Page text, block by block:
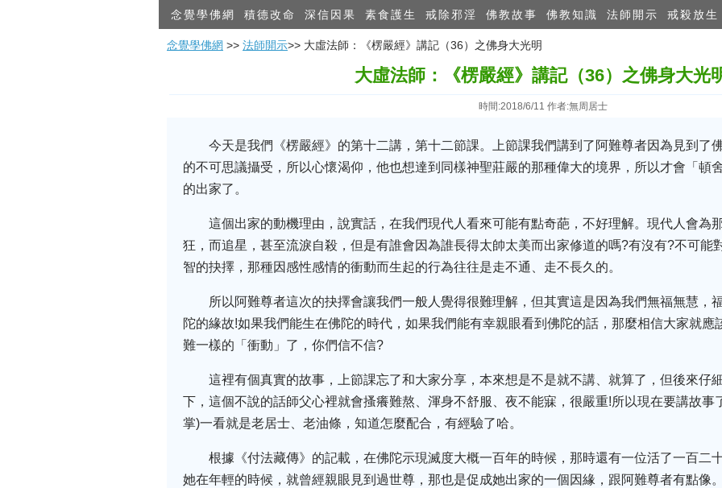
念覺學佛網 積德改命 深信因果 素食護生 戒除邪淫 佛教故事 佛教知識 法師開示 戒殺放生
念覺學佛網 >> 法師開示>> 大虛法師：《楞嚴經》講記（36）之佛身大光明
大虛法師：《楞嚴經》講記（36）之佛身大光
時間:2018/6/11 作者:無周居士
今天是我們《楞嚴經》的第十二講，第十二節課。上節課我們講到了阿難尊者因為見到了
的不可思議攝受，所以心懷渴仰，他也想達到同樣神聖莊嚴的那種偉大的境界，所以才會「頓
的出家了。
這個出家的動機理由，說實話，在我們現代人看來可能有點奇葩，不好理解。現代人會為
狂，而追星，甚至流淚自殺，但是有誰會因為誰長得太帥太美而出家修道的嗎?有沒有?不可能
智的抉擇，那種因感性感情的衝動而生起的行為往往是走不通、走不長久的。
所以阿難尊者這次的抉擇會讓我們一般人覺得很難理解，但其實這是因為我們無福無慧，
陀的緣故!如果我們能生在佛陀的時代，如果我們能有幸親眼看到佛陀的話，那麼相信大家就應
難一樣的「衝動」了，你們信不信?
這裡有個真實的故事，上節課忘了和大家分享，本來想是不是就不講、就算了，但後來仔
下，這個不說的話師父心裡就會搔癢難熬、渾身不舒服、夜不能寐，很嚴重!所以現在要講故事
掌)一看就是老居士、老油條，知道怎麼配合，有經驗了哈。
根據《付法藏傳》的記載，在佛陀示現滅度大概一百年的時候，那時還有一位活了一百二
她在年輕的時候，就曾經親眼見到過世尊，那也是促成她出家的一個因緣，跟阿難尊者有點像